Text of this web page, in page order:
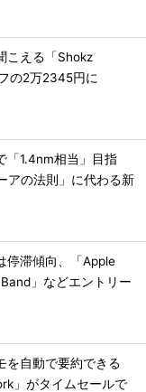
こえる「Shokz
の2万2345円に
「1.4nm相当」目指
の法則」に代わる新
停滞傾向、「Apple
」などエントリー
を自動で要約できる
」がタイムセールで